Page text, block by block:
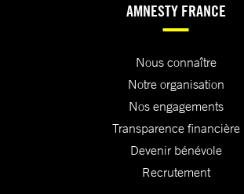
AMNESTY FRANCE
Nous connaître
Notre organisation
Nos engagements
Transparence financière
Devenir bénévole
Recrutement